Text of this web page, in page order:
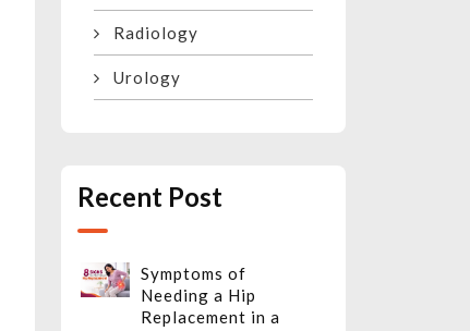
Radiology
Urology
Recent Post
Symptoms of
Needing a Hip
Replacement in a